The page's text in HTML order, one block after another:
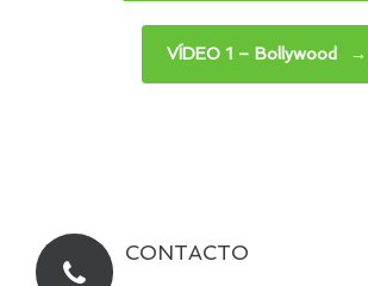
VÍDEO 1 – Bollywood →
CONTACTO